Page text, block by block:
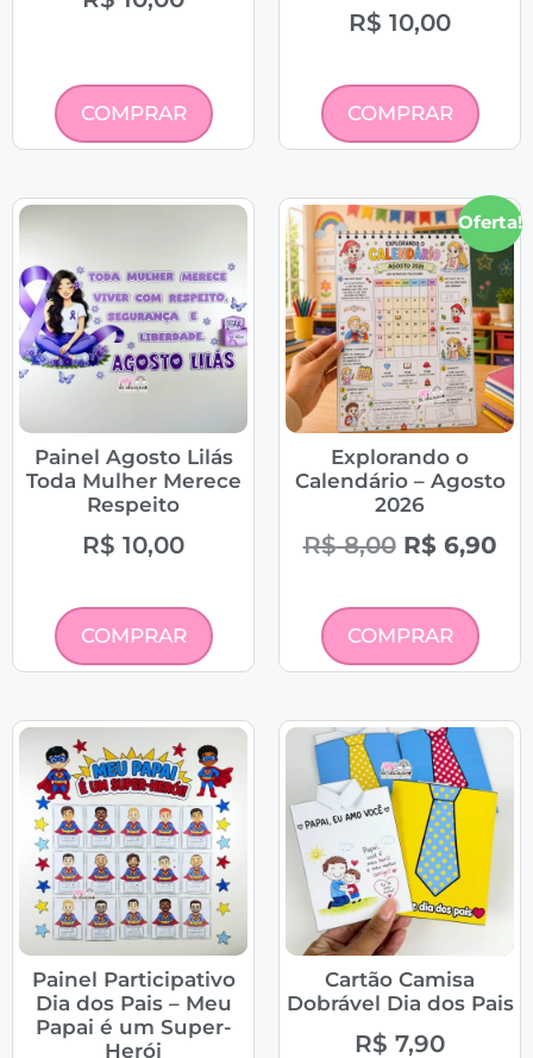
COMPRAR
R$ 10,00
COMPRAR
Painel Agosto Lilás
Toda Mulher Merece
Respeito
R$ 10,00
COMPRAR
Oferta!
Explorando o
Calendário – Agosto
2026
R$8,00 R$6,90
COMPRAR
Painel Participativo
Dia dos Pais – Meu
Papai é um Super-
Herói
Cartão Camisa
Dobrável Dia dos Pais
R$ 7,90